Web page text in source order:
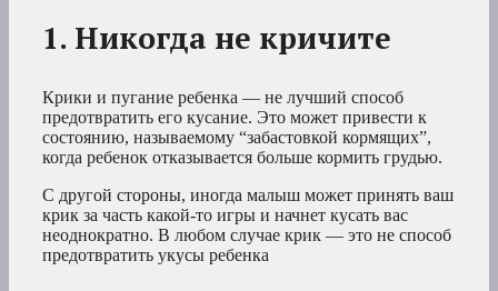
1. Никогда не кричите
Крики и пугание ребенка — не лучший способ
предотвратить его кусание. Это может привести к
состоянию, называемому “забастовкой кормящих”,
когда ребенок отказывается больше кормить грудью.
С другой стороны, иногда малыш может принять ваш
крик за часть какой-то игры и начнет кусать вас
неоднократно. В любом случае крик — это не способ
предотвратить укусы ребенка